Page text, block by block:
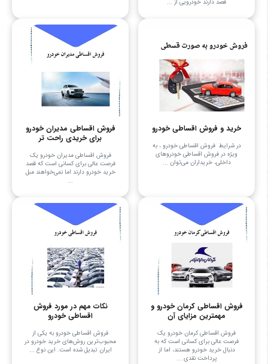
قصد دارند خودرویی از ...
خرید و فروش اقساطی خودرو
در شرایط فروش اقساطی خودرو ، به
ویژه در فروش اقساطی خودروهای
داخلی، خریداران می‌توان ...
فروش اقساطی مدیران خودرو
برای خریدی راحت تر
فروش اقساطی مدیران خودرو یک
فرصت عالی برای کسانی است که قصد
خرید خودرو دارند اما نمی‌خواهند مبل
...
فروش اقساطی کرمان خودرو و
مهمترین مزایای آن
فروش اقساطی کرمان خودرو یک
فرصت عالی برای کسانی است که به
دنبال خرید خودرو هستند، اما از
پرداخت نقدی ...
نکات مهم در مورد فروش
اقساطی خودرو
فروش اقساطی خودرو به یکی از
محبوب‌ترین روش‌های خرید خودرو در
ایران تبدیل شده است. این نوع ...